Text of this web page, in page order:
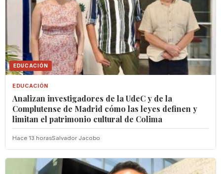
EDUCACIÓN
EDUCACIÓN
Analizan investigadores de la UdeC y de la
Complutense de Madrid cómo las leyes definen y
limitan el patrimonio cultural de Colima
Hace 13 horasSalvador Jacobo